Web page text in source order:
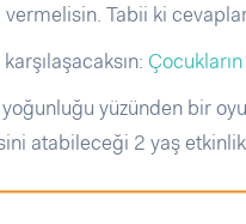
Tabii ki
yüzünden bir
atabileceği 2 yaş